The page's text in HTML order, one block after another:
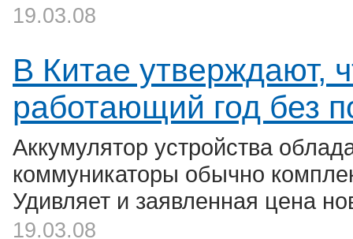
19.03.08
В Китае утверждают,
работающий год без
Аккумулятор устройства
коммуникаторы обычно
Удивляет и заявленная цена
19.03.08